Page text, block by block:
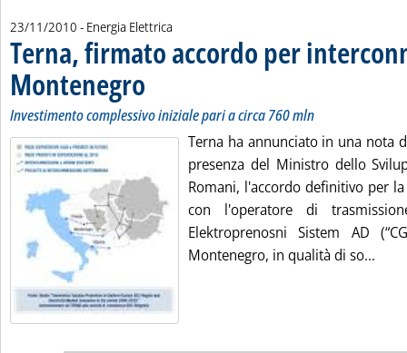
23/11/2010 - Energia Elettrica
Terna, firmato accordo per
Montenegro . Sottotitolo: Investimento complessivo iniziale pari a circa
. Pubblicata martedì 23 novembre 2010 alle 18.4.
Investimento complessivo iniziale pari a circa 760 mln
Terna ha annunciato in una nota
presenza del Ministro dello
Romani, l'accordo definitivo per
con l'operatore di
Elektroprenosni Sistem AD
Montenegro, in qualità di so...